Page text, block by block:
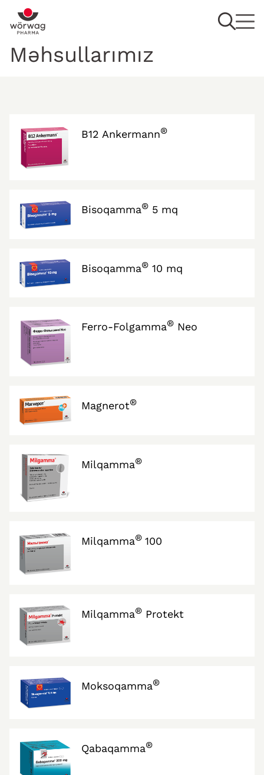
Məhsullarımız
B12 Ankermann®
Bisoqamma® 5 mq
Bisoqamma® 10 mq
Ferro-Folgamma® Neo
Magnerot®
Milqamma®
Milqamma® 100
Milqamma® Protekt
Moksoqamma®
Qabaqamma®